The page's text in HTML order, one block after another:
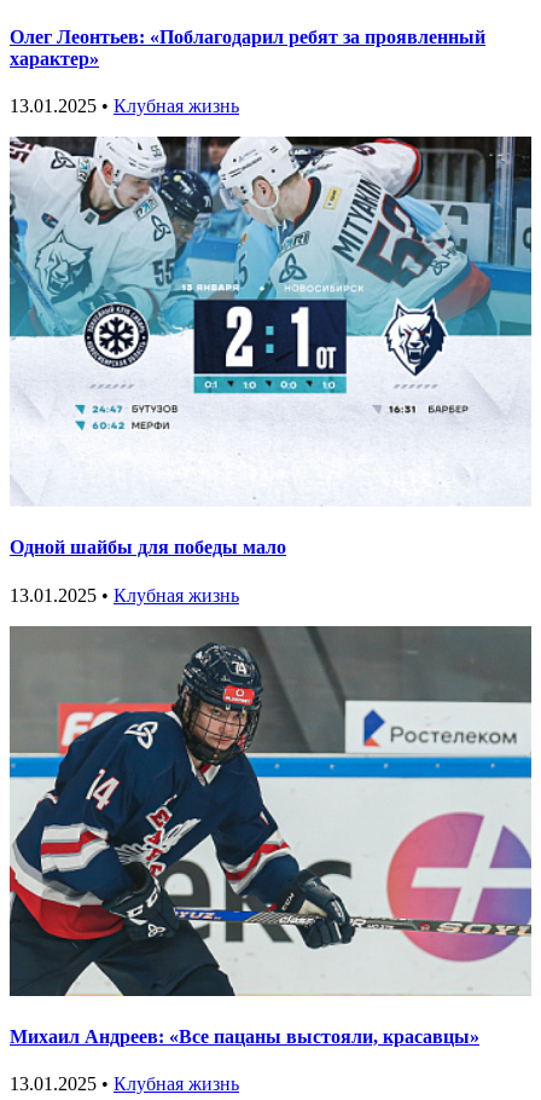
Олег Леонтьев: «Поблагодарил ребят за проявленный
характер»
13.01.2025 • Клубная жизнь
Одной шайбы для победы мало
13.01.2025 • Клубная жизнь
Михаил Андреев: «Все пацаны выстояли, красавцы»
13.01.2025 • Клубная жизнь